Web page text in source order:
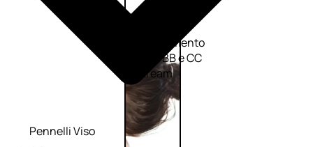
collo e
Trattamento
viso BB e CC
cream
Pennelli Viso